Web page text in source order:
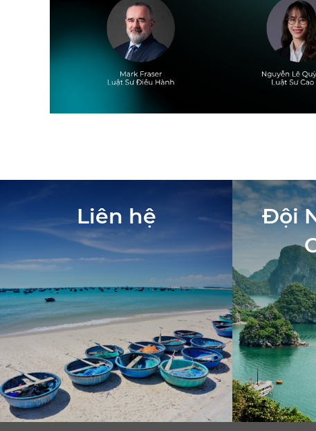
Liên hệ
Đội